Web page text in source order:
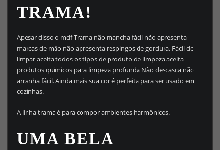
TRAMA!
Apesar disso o mdf Trama não mancha fácil não apresenta
marcas de mão não apresenta respingos de gordura. Fácil de
limpar aceita todos os tipos de produto de limpeza aceita
produtos químicos para limpeza profunda Não descasca não
arranha fácil. Ainda mais sua cor é perfeita para ser usado em
cozinhas.
A linha trama é para compor ambientes harmônicos.
UMA BELA